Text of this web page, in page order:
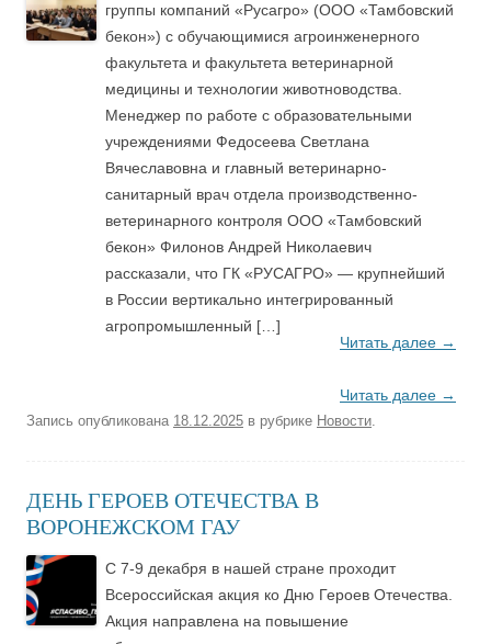
группы компаний «Русагро» (ООО «Тамбовский
бекон») с обучающимися агроинженерного
факультета и факультета ветеринарной
медицины и технологии животноводства.
Менеджер по работе с образовательными
учреждениями Федосеева Светлана
Вячеславовна и главный ветеринарно-
санитарный врач отдела производственно-
ветеринарного контроля ООО «Тамбовский
бекон» Филонов Андрей Николаевич
рассказали, что ГК «РУСАГРО» — крупнейший
в России вертикально интегрированный
агропромышленный […]
Читать далее →
Читать далее →
Запись опубликована 18.12.2025 в рубрике Новости.
ДЕНЬ ГЕРОЕВ ОТЕЧЕСТВА В
ВОРОНЕЖСКОМ ГАУ
С 7-9 декабря в нашей стране проходит
Всероссийская акция ко Дню Героев Отечества.
Акция направлена на повышение